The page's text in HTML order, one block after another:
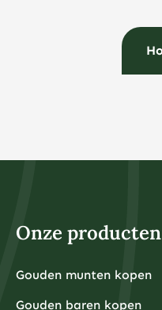
Onze producten
Gouden munten kopen
Gouden baren kopen